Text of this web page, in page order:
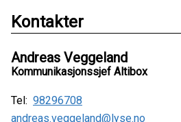
Kontakter
Andreas Veggeland
Kommunikasjonssjef Altibox
Tel: 98296708
andreas.veggeland@lyse.no